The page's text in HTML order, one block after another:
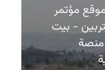
مؤتمر
- بيت